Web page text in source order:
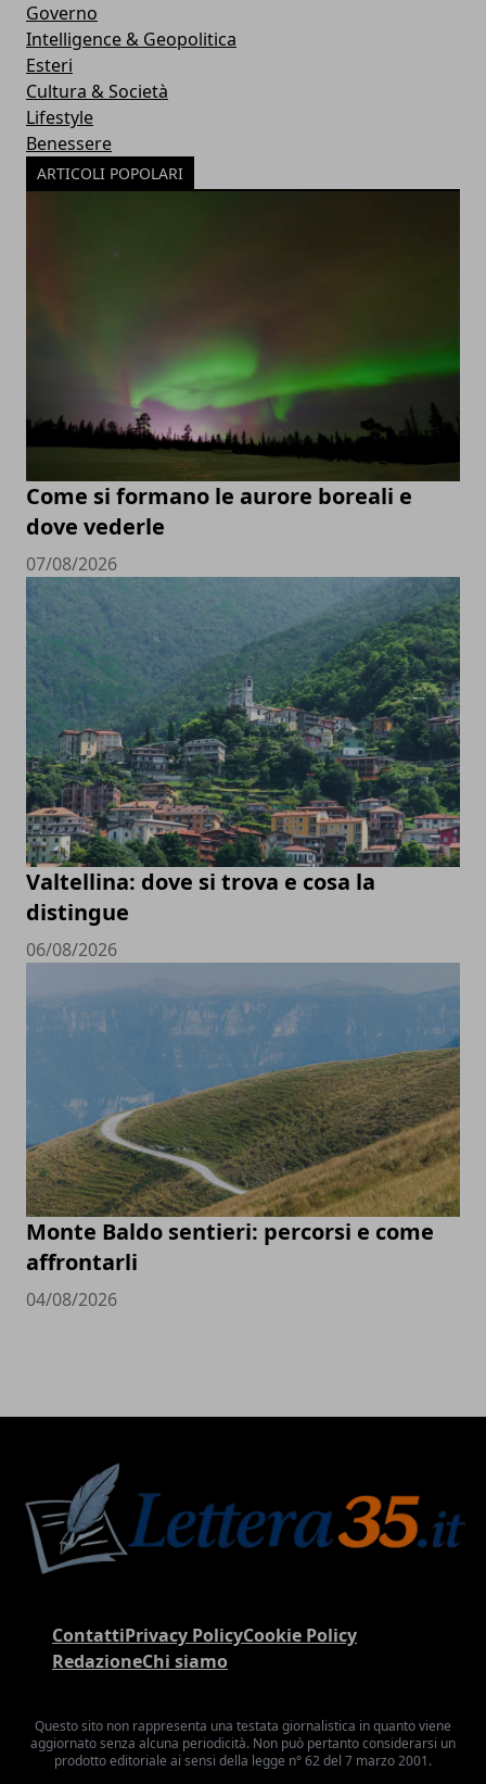
Governo
Intelligence & Geopolitica
Esteri
Cultura & Società
Lifestyle
Benessere
ARTICOLI POPOLARI
Come si formano le aurore boreali e
dove vederle
07/08/2026
Valtellina: dove si trova e cosa la
distingue
06/08/2026
Monte Baldo sentieri: percorsi e come
affrontarli
04/08/2026
ContattiPrivacy PolicyCookie Policy
RedazioneChi siamo
Questo sito non rappresenta una testata giornalistica in quanto viene
aggiornato senza alcuna periodicità. Non può pertanto considerarsi un
prodotto editoriale ai sensi della legge n° 62 del 7 marzo 2001.